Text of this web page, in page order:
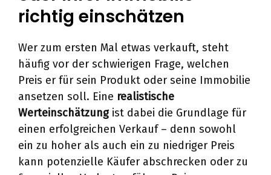
richtig einschätzen
Wer zum ersten Mal etwas verkauft, steht
häufig vor der schwierigen Frage, welchen
Preis er für sein Produkt oder seine Immobilie
ansetzen soll. Eine realistische
Werteinschätzungist dabei die Grundlage für
einen erfolgreichen Verkauf – denn sowohl
ein zu hoher als auch ein zu niedriger Preis
kann potenzielle Käufer abschrecken oder zu